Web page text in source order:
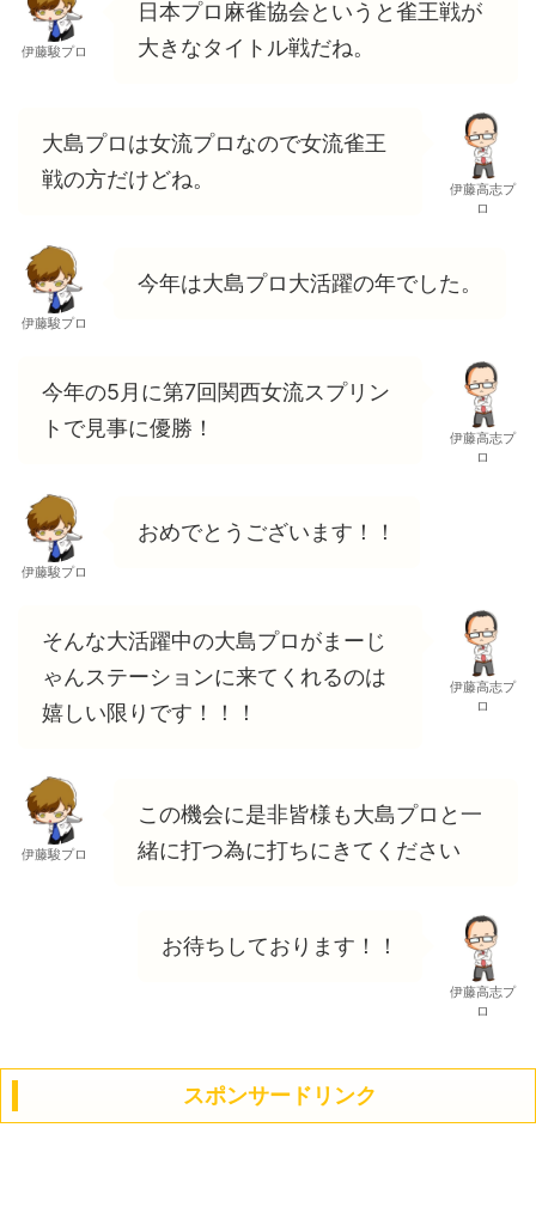
伊藤駿プロ
日本プロ麻雀協会というと雀王戦が
大きなタイトル戦だね。
大島プロは女流プロなので女流雀王
戦の方だけどね。
伊藤高志プ
ロ
伊藤駿プロ
今年は大島プロ大活躍の年でした。
今年の5月に第7回関西女流スプリン
トで見事に優勝！
伊藤高志プ
ロ
伊藤駿プロ
おめでとうございます！！
そんな大活躍中の大島プロがまーじ
ゃんステーションに来てくれるのは
嬉しい限りです！！！
伊藤高志プ
ロ
伊藤駿プロ
この機会に是非皆様も大島プロと一
緒に打つ為に打ちにきてください
お待ちしております！！
伊藤高志プ
ロ
スポンサードリンク